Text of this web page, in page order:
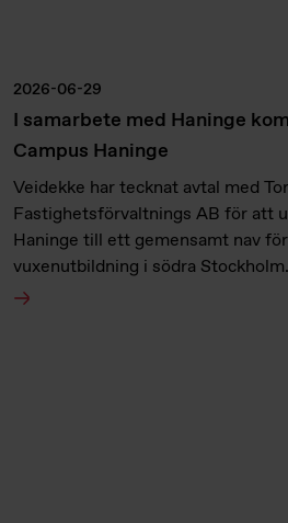
2026-06-29
I samarbete med Haninge
Campus Haninge
Veidekke har tecknat avtal med
Fastighetsförvaltnings AB för att
Haninge till ett gemensamt nav
vuxenutbildning i södra Stockholm.